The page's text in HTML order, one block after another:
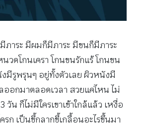
ภาระ มีผมก็มีภาระ มีขนก็มีภาระ
วดโกนเครา โกนขนรักแร้ โกนขน
มีรูพรุนๆ อยู่ทั้งตัวเลย ผิวหนังมี
ออกมาตลอดเวลา สวยแค่ไหน ไม่
วัน ก็ไม่มีใครเขาเข้าใกล้แล้ว เหงื่อ
รก เป็นขี้กลากขี้เกลื้อนอะไรขึ้นมา